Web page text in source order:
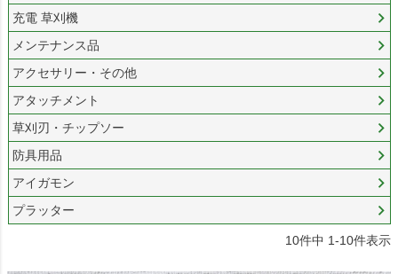
充電 草刈機
メンテナンス品
アクセサリー・その他
アタッチメント
草刈刃・チップソー
防具用品
アイガモン
プラッター
10件中 1-10件表示